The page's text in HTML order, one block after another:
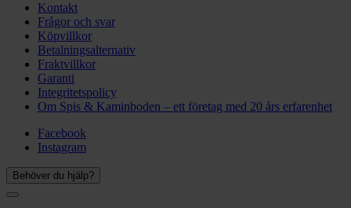
Kontakt
Frågor och svar
Köpvillkor
Betalningsalternativ
Fraktvillkor
Garanti
Integritetspolicy
Om Spis & Kaminboden – ett företag med 20 års erfarenhet
Facebook
Instagram
Behöver du hjälp?